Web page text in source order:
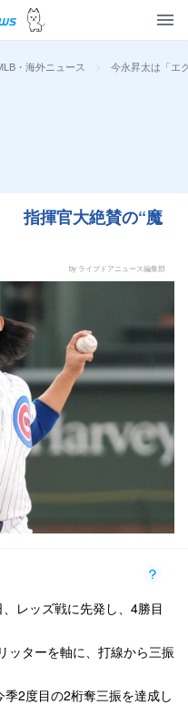
・海外ニュース > 今永昇太は「エ
指揮官大絶賛の“魔
by ライブドアニュース編集部
レッズ戦に先発し、4勝目
ッターを軸に、打線から三振
2度目の2桁奪三振を達成し